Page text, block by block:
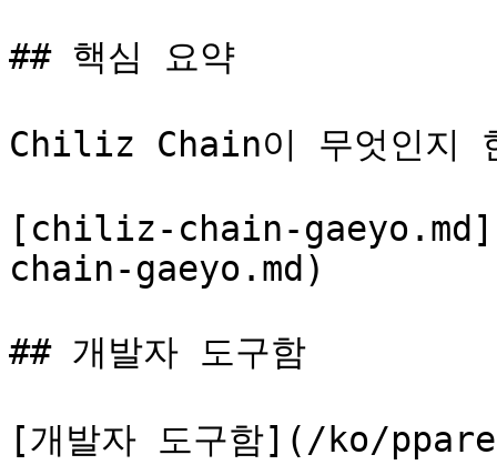
## 핵심 요약
Chiliz Chain이 무엇인지
[chiliz-chain-
chain-gaeyo.md)
## 개발자 도구함
[개발자 도구함](/ko/